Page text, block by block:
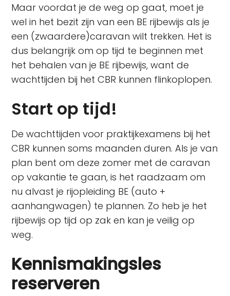
Maar voordat je de weg op gaat, moet je
wel in het bezit zijn van een BE rijbewijs als je
een (zwaardere)caravan wilt trekken. Het is
dus belangrijk om op tijd te beginnen met
het behalen van je BE rijbewijs, want de
wachttijden bij het CBR kunnen flinkoplopen.
Start op tijd!
De wachttijden voor praktijkexamens bij het
CBR kunnen soms maanden duren. Als je van
plan bent om deze zomer met de caravan
op vakantie te gaan, is het raadzaam om
nu alvast je rijopleiding BE (auto +
aanhangwagen) te plannen. Zo heb je het
rijbewijs op tijd op zak en kan je veilig op
weg.
Kennismakingsles
reserveren